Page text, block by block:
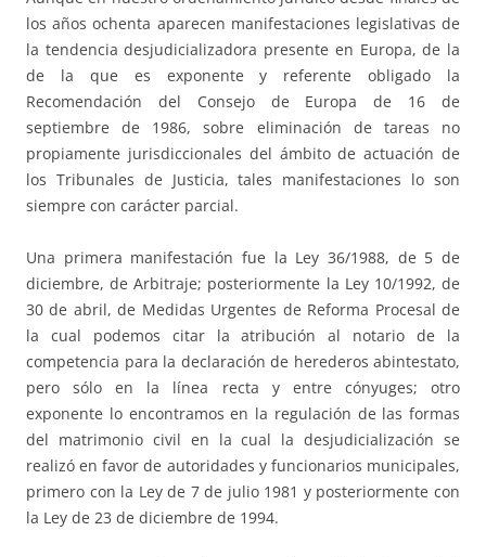
los años ochenta aparecen manifestaciones legislativas de
la tendencia desjudicializadora presente en Europa, de la
de la que es exponente y referente obligado la
Recomendación del Consejo de Europa de 16 de
septiembre de 1986, sobre eliminación de tareas no
propiamente jurisdiccionales del ámbito de actuación de
los Tribunales de Justicia, tales manifestaciones lo son
siempre con carácter parcial.
Una primera manifestación fue la Ley 36/1988, de 5 de
diciembre, de Arbitraje; posteriormente la Ley 10/1992, de
30 de abril, de Medidas Urgentes de Reforma Procesal de
la cual podemos citar la atribución al notario de la
competencia para la declaración de herederos abintestato,
pero sólo en la línea recta y entre cónyuges; otro
exponente lo encontramos en la regulación de las formas
del matrimonio civil en la cual la desjudicialización se
realizó en favor de autoridades y funcionarios municipales,
primero con la Ley de 7 de julio 1981 y posteriormente con
la Ley de 23 de diciembre de 1994.